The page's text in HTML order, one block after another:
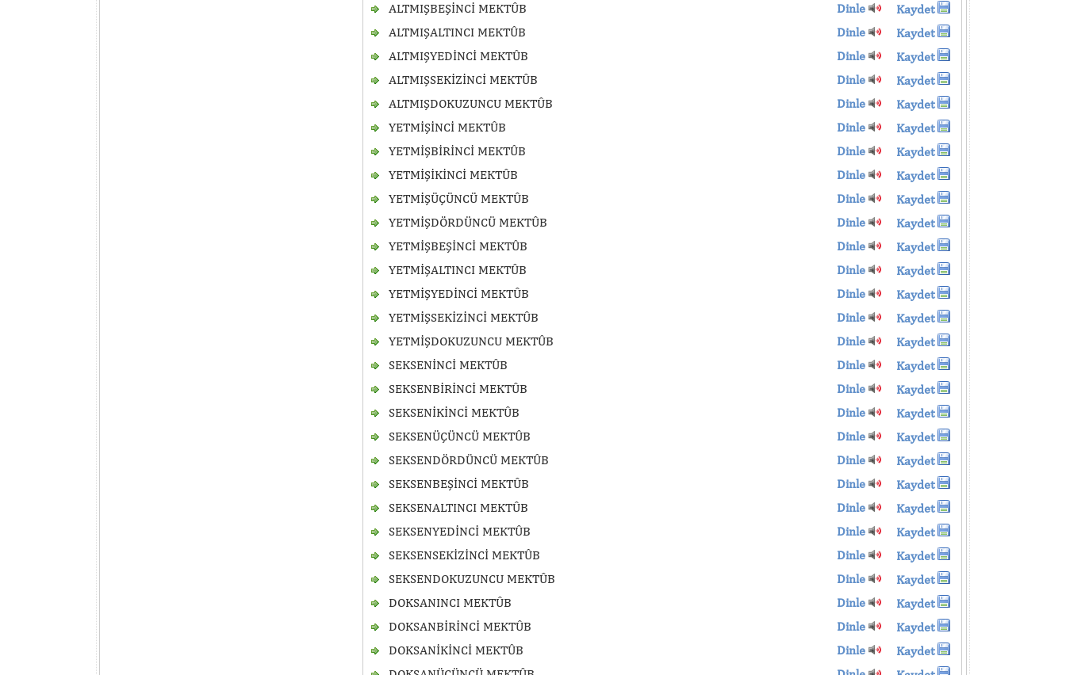
ALTMIŞBEŞİNCİ MEKTÛB
Dinle
Kaydet
ALTMIŞALTINCI MEKTÛB
Dinle
Kaydet
ALTMIŞYEDİNCİ MEKTÛB
Dinle
Kaydet
ALTMIŞSEKİZİNCİ MEKTÛB
Dinle
Kaydet
ALTMIŞDOKUZUNCU MEKTÛB
Dinle
Kaydet
YETMİŞİNCİ MEKTÛB
Dinle
Kaydet
YETMİŞBİRİNCİ MEKTÛB
Dinle
Kaydet
YETMİŞİKİNCİ MEKTÛB
Dinle
Kaydet
YETMİŞÜÇÜNCÜ MEKTÛB
Dinle
Kaydet
YETMİŞDÖRDÜNCÜ MEKTÛB
Dinle
Kaydet
YETMİŞBEŞİNCİ MEKTÛB
Dinle
Kaydet
YETMİŞALTINCI MEKTÛB
Dinle
Kaydet
YETMİŞYEDİNCİ MEKTÛB
Dinle
Kaydet
YETMİŞSEKİZİNCİ MEKTÛB
Dinle
Kaydet
YETMİŞDOKUZUNCU MEKTÛB
Dinle
Kaydet
SEKSENİNCİ MEKTÛB
Dinle
Kaydet
SEKSENBİRİNCİ MEKTÛB
Dinle
Kaydet
SEKSENİKİNCİ MEKTÛB
Dinle
Kaydet
SEKSENÜÇÜNCÜ MEKTÛB
Dinle
Kaydet
SEKSENDÖRDÜNCÜ MEKTÛB
Dinle
Kaydet
SEKSENBEŞİNCİ MEKTÛB
Dinle
Kaydet
SEKSENALTINCI MEKTÛB
Dinle
Kaydet
SEKSENYEDİNCİ MEKTÛB
Dinle
Kaydet
SEKSENSEKİZİNCİ MEKTÛB
Dinle
Kaydet
SEKSENDOKUZUNCU MEKTÛB
Dinle
Kaydet
DOKSANINCI MEKTÛB
Dinle
Kaydet
DOKSANBİRİNCİ MEKTÛB
Dinle
Kaydet
DOKSANİKİNCİ MEKTÛB
Dinle
Kaydet